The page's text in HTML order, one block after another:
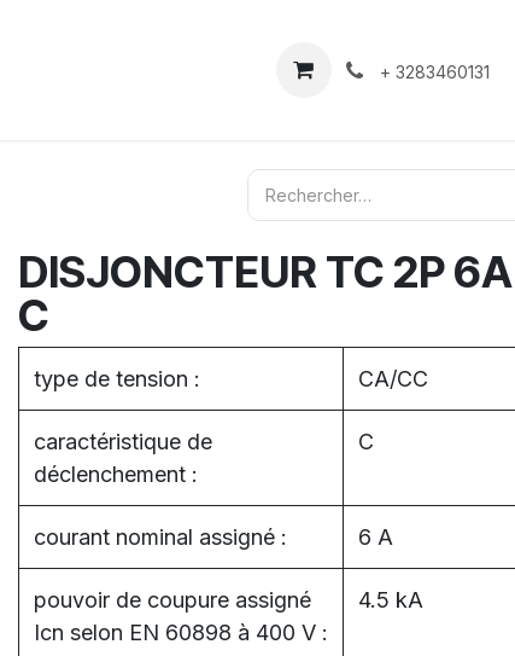
À propos Contact
+ 3283460131
DISJONCTEUR TC 2P
C
type de tension : CA/CC
caractéristique de
déclenchement :
C
courant nominal assigné : 6 A
pouvoir de coupure assigné
Icn selon EN 60898 à 400 V :
4.5 kA